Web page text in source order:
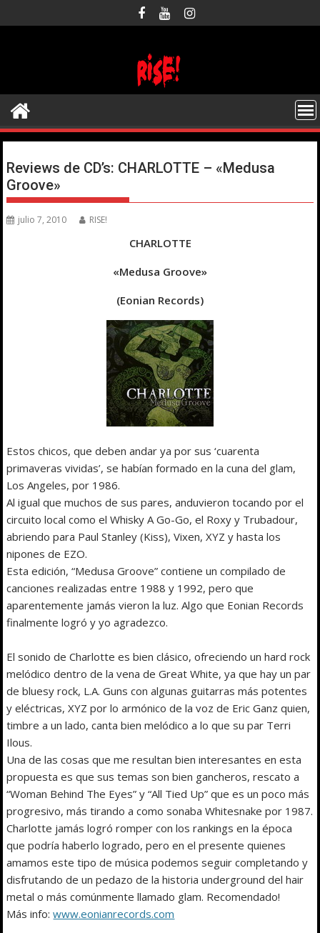
al
Reviews de CD’s: CHARLOTTE – «Medusa
Groove»
julio 7, 2010 RISE!
CHARLOTTE
«Medusa Groove»
(Eonian Records)
Estos chicos, que deben andar ya por sus ‘cuarenta
primaveras vividas’, se habían formado en la cuna del glam,
Los Angeles, por 1986.
Al igual que muchos de sus pares, anduvieron tocando por el
circuito local como el Whisky A Go-Go, el Roxy y Trubadour,
abriendo para Paul Stanley (Kiss), Vixen, XYZ y hasta los
nipones de EZO.
Esta edición, “Medusa Groove” contiene un compilado de
canciones realizadas entre 1988 y 1992, pero que
aparentemente jamás vieron la luz. Algo que Eonian Records
finalmente logró y yo agradezco.
El sonido de Charlotte es bien clásico, ofreciendo un hard rock
melódico dentro de la vena de Great White, ya que hay un par
de bluesy rock, L.A. Guns con algunas guitarras más potentes
y eléctricas, XYZ por lo armónico de la voz de Eric Ganz quien,
timbre a un lado, canta bien melódico a lo que su par Terri
Ilous.
Una de las cosas que me resultan bien interesantes en esta
propuesta es que sus temas son bien gancheros, rescato a
“Woman Behind The Eyes” y “All Tied Up” que es un poco más
progresivo, más tirando a como sonaba Whitesnake por 1987.
Charlotte jamás logró romper con los rankings en la época
que podría haberlo logrado, pero en el presente quienes
amamos este tipo de música podemos seguir completando y
disfrutando de un pedazo de la historia underground del hair
metal o más comúnmente llamado glam. Recomendado!
Más info:www.eonianrecords.com